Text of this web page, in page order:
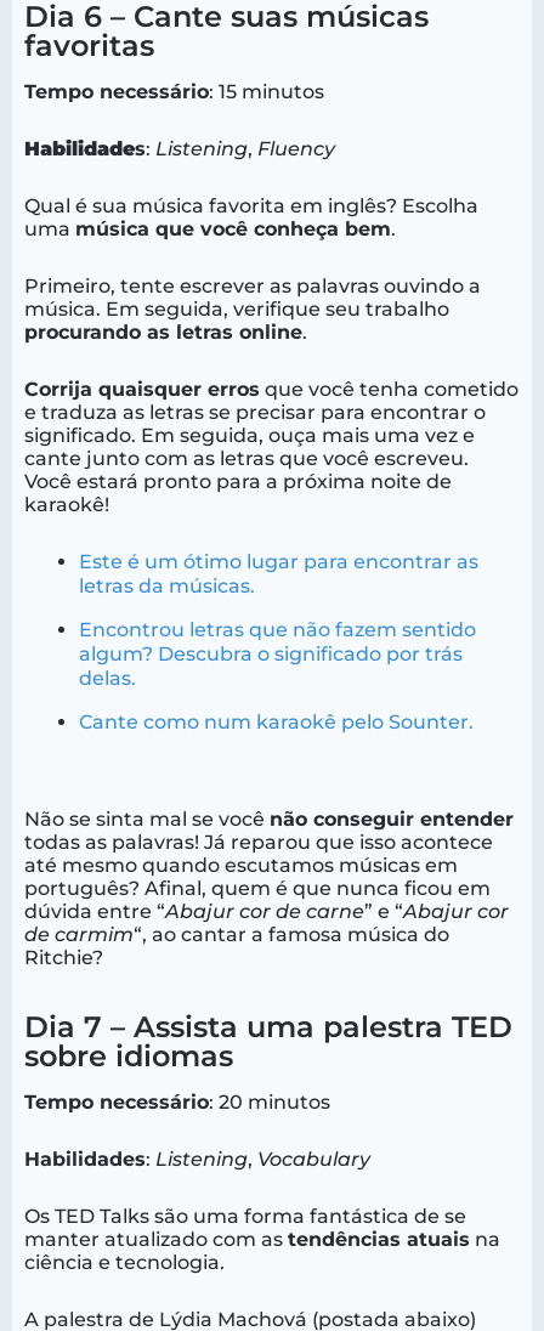
Dia 6 – Cante suas músicas
favoritas
Tempo necessário: 15 minutos
Habilidades: Listening, Fluency
Qual é sua música favorita em inglês? Escolha
uma música que você conheça bem.
Primeiro, tente escrever as palavras ouvindo a
música. Em seguida, verifique seu trabalho
procurando as letras online.
Corrija quaisquer erros que você tenha cometido
e traduza as letras se precisar para encontrar o
significado. Em seguida, ouça mais uma vez e
cante junto com as letras que você escreveu.
Você estará pronto para a próxima noite de
karaokê!
Este é um ótimo lugar para encontrar as
letras da músicas.
Encontrou letras que não fazem sentido
algum? Descubra o significado por trás
delas.
Cante como num karaokê pelo Sounter.
Não se sinta mal se você não conseguir entender
todas as palavras! Já reparou que isso acontece
até mesmo quando escutamos músicas em
português? Afinal, quem é que nunca ficou em
dúvida entre “Abajur cor de carne” e “Abajur cor
de carmim“, ao cantar a famosa música do
Ritchie?
Dia 7 – Assista uma palestra TED
sobre idiomas
Tempo necessário: 20 minutos
Habilidades: Listening, Vocabulary
Os TED Talks são uma forma fantástica de se
manter atualizado com as tendências atuais na
ciência e tecnologia.
A palestra de Lýdia Machová (postada abaixo)